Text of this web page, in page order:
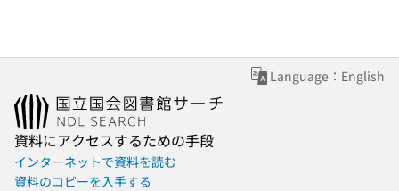
Language：English
資料にアクセスするための手段
インターネットで資料を読む
資料のコピーを入手する